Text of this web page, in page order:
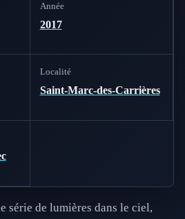
Année
2017
Localité
Saint-Marc-des-Carrières
série de lumières dans le ciel,